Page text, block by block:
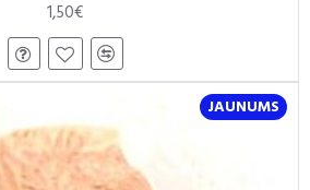
1,50€
JAUNUMS